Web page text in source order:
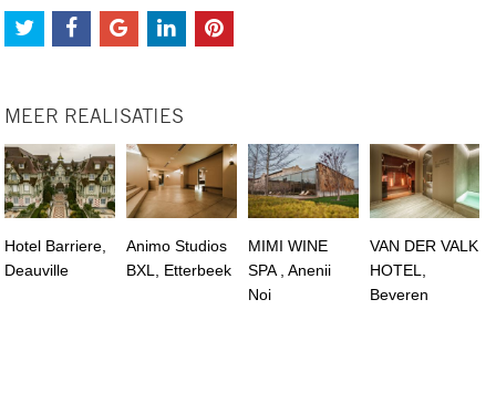
MEER REALISATIES
Hotel Barriere,
Deauville
Animo Studios
BXL, Etterbeek
MIMI WINE
SPA , Anenii
Noi
VAN DER VALK
HOTEL,
Beveren